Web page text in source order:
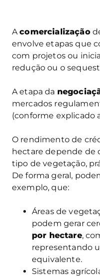
Acomercialização
envolve etapas que
com projetos ou
redução ou o
A etapa da
mercados
(conforme explicado
O rendimento de
hectare depende de
tipo de vegetação,
De forma geral,
exemplo, que:
Áreas de
podem gerar
por hectare,
representando
equivalente.
Sistemas